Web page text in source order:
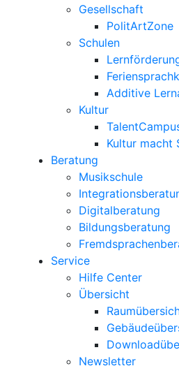
Gesellschaft
PolitArtZone
Schulen
Additive
Kultur
Kultur macht
Beratung
Musikschule
Digitalberatung
Bildungsberatung
Service
Hilfe Center
Übersicht
Newsletter